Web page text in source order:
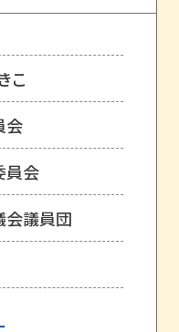
こ
会
員会
会議員団